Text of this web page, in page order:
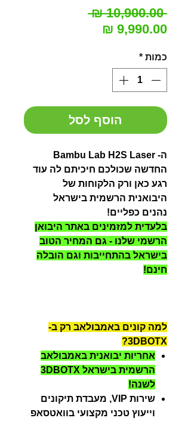
‏10,900.00 ‏₪
מחיר
כמות *
הוסף לסל
ה- Bambu Lab H2S Laser
החדשה שכולכם חיכיתם לה עוד
רגע כאן ורק הלקוחות של
היבואנית הרשמית בישראל
נהנים כפליים!
בלעדית למזמינים באתר היבואן
הרשמי שלנו - גם המחיר הטוב
בישראל בהתחייבות וגם הובלה
חינם!
למה קונים באמבולאב רק ב-
3DBOTX?
אחריות יבואנית באמבולאב
הרשמית בישראל 3DBOTX
לשנה!
שירות VIP, מעבדת תיקונים
וייעוץ טכני מקצועי בוואטסאפ